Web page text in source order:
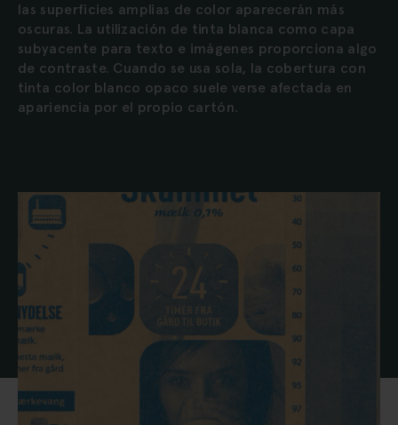
las superficies amplias de color aparecerán más
oscuras. La utilización de tinta blanca como capa
subyacente para texto e imágenes proporciona algo
de contraste. Cuando se usa sola, la cobertura con
tinta color blanco opaco suele verse afectada en
apariencia por el propio cartón.